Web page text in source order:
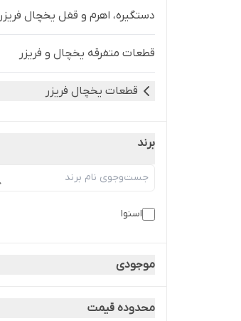
دستگیره، اهرم و قفل یخچال فریزر
قطعات متفرقه یخچال و فریزر
قطعات یخچال فریزر
برند
اسنوا
موجودی
محدوده قیمت